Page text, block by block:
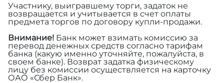
Участнику, выигравшему торги, задаток не
возвращается и учитывается в счет оплаты
предмета торгов по договору купли-продажи.
Внимание! Банк может взимать комиссию за
перевод денежных средств согласно тарифам
банка (какую именно уточняйте, пожалуйста, в
своем банке). Возврат задатка физическому
лицу без комиссии осуществляется на карточку
ОАО «Сбер Банк».